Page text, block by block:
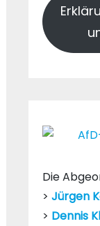
Die
> Jürgen
> Dennis